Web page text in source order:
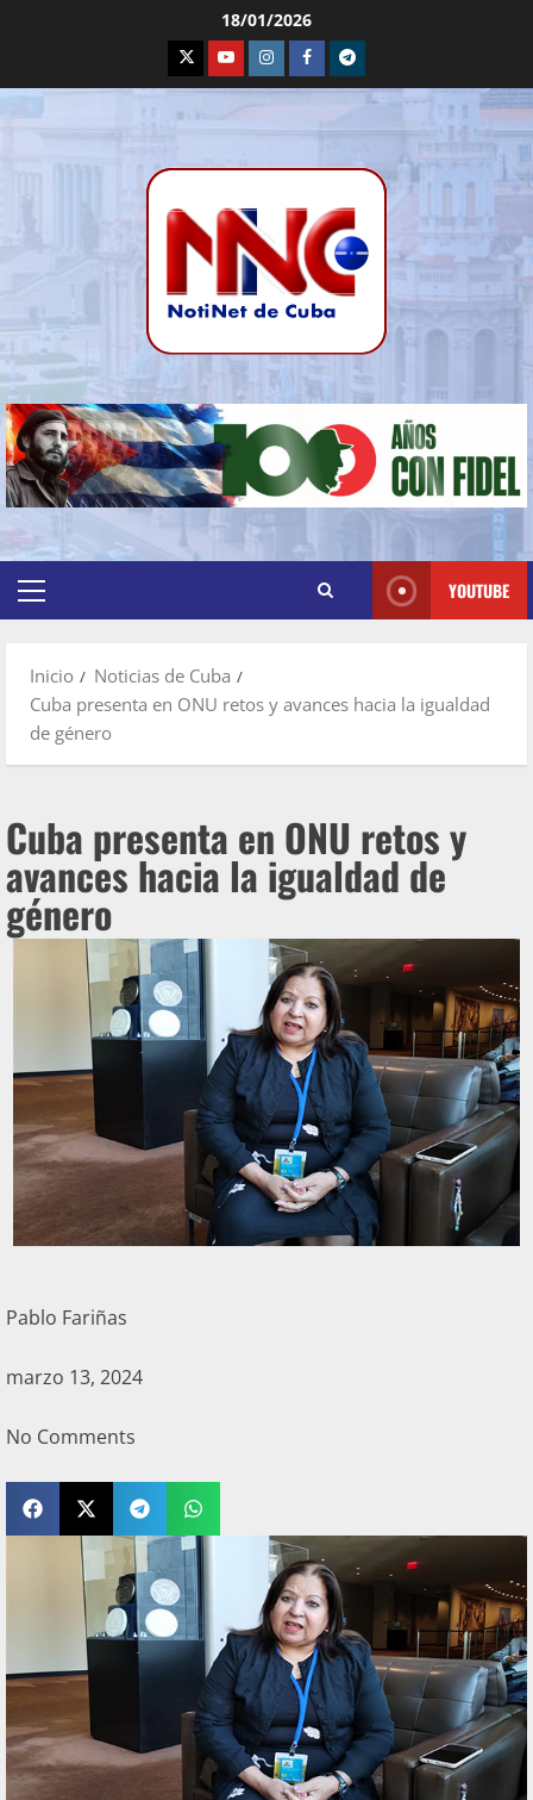
18/01/2026
YOUTUBE
Inicio
Noticias de Cuba
Cuba presenta en ONU retos y avances hacia la igualdad
de género
Cuba presenta en ONU retos y
avances hacia la igualdad de
género
Pablo Fariñas
marzo 13, 2024
No Comments